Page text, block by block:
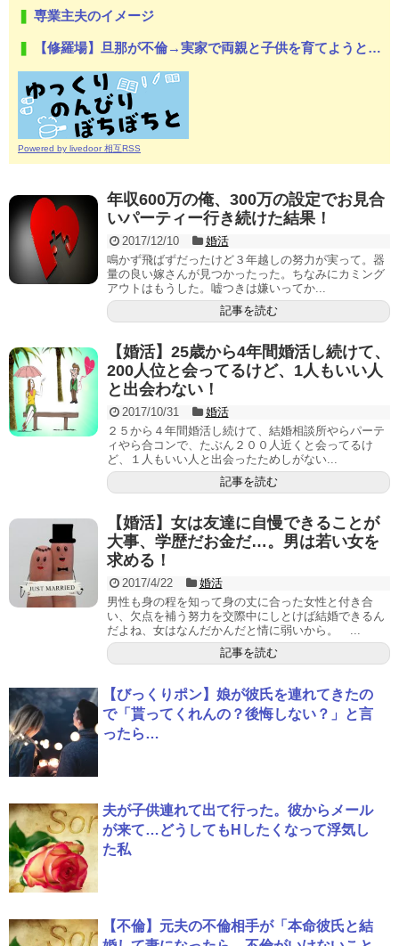
専業主夫のイメージ
【修羅場】旦那が不倫→実家で両親と子供を育てようと思っていたら…絶縁しました。がんばって子供たちと幸せになります！
Powered by livedoor 相互RSS
年収600万の俺、300万の設定でお見合
いパーティー行き続けた結果！
2017/12/10
婚活
鳴かず飛ばずだったけど３年越しの努力が実って。器
量の良い嫁さんが見つかったった。ちなみにカミング
アウトはもうした。嘘つきは嫌いってか...
記事を読む
【婚活】25歳から4年間婚活し続けて、
200人位と会ってるけど、1人もいい人
と出会わない！
2017/10/31
婚活
２５から４年間婚活し続けて、結婚相談所やらパーテ
ィやら合コンで、たぶん２００人近くと会ってるけ
ど、１人もいい人と出会ったためしがない...
記事を読む
【婚活】女は友達に自慢できることが
大事、学歴だお金だ…。男は若い女を
求める！
2017/4/22
婚活
男性も身の程を知って身の丈に合った女性と付き合
い、欠点を補う努力を交際中にしとけば結婚できるん
だよね、女はなんだかんだと情に弱いから。 ...
記事を読む
【びっくりポン】娘が彼氏を連れてきたの
で「貰ってくれんの？後悔しない？」と言
ったら…
夫が子供連れて出て行った。彼からメール
が来て…どうしてもHしたくなって浮気し
た私
【不倫】元夫の不倫相手が「本命彼氏と結